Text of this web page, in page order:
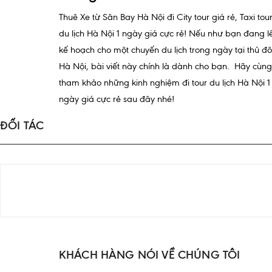
Thuê Xe từ Sân Bay Hà Nội đi City tour giá rẻ, Taxi tour
du lịch Hà Nội 1 ngày giá cực rẻ! Nếu như bạn đang
kế hoạch cho một chuyến du lịch trong ngày tại thủ đô
Hà Nội, bài viết này chính là dành cho bạn. Hãy cùng
tham khảo những kinh nghiệm đi tour du lịch Hà Nội 1
ngày giá cực rẻ sau đây nhé!
ĐỐI TÁC
KHÁCH HÀNG NÓI VỀ CHÚNG TÔI